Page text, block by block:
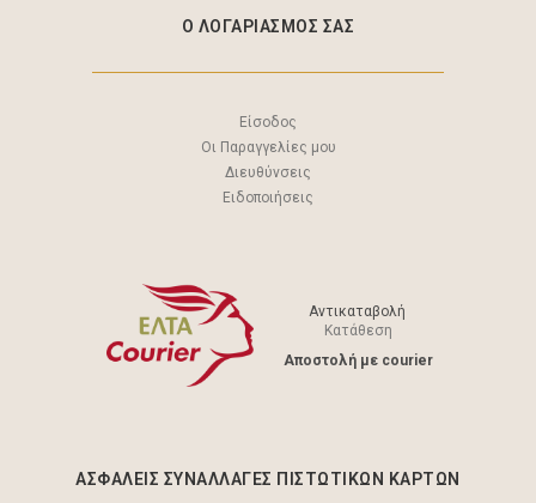
Ο ΛΟΓΑΡΙΑΣΜΟΣ ΣΑΣ
Είσοδος
Οι Παραγγελίες μου
Διευθύνσεις
Ειδοποιήσεις
Αντικαταβολή
Κατάθεση
Aποστολή με courier
ΑΣΦΑΛΕΊΣ ΣΥΝΑΛΛΑΓΈΣ ΠΙΣΤΩΤΙΚΩΝ ΚΑΡΤΩΝ